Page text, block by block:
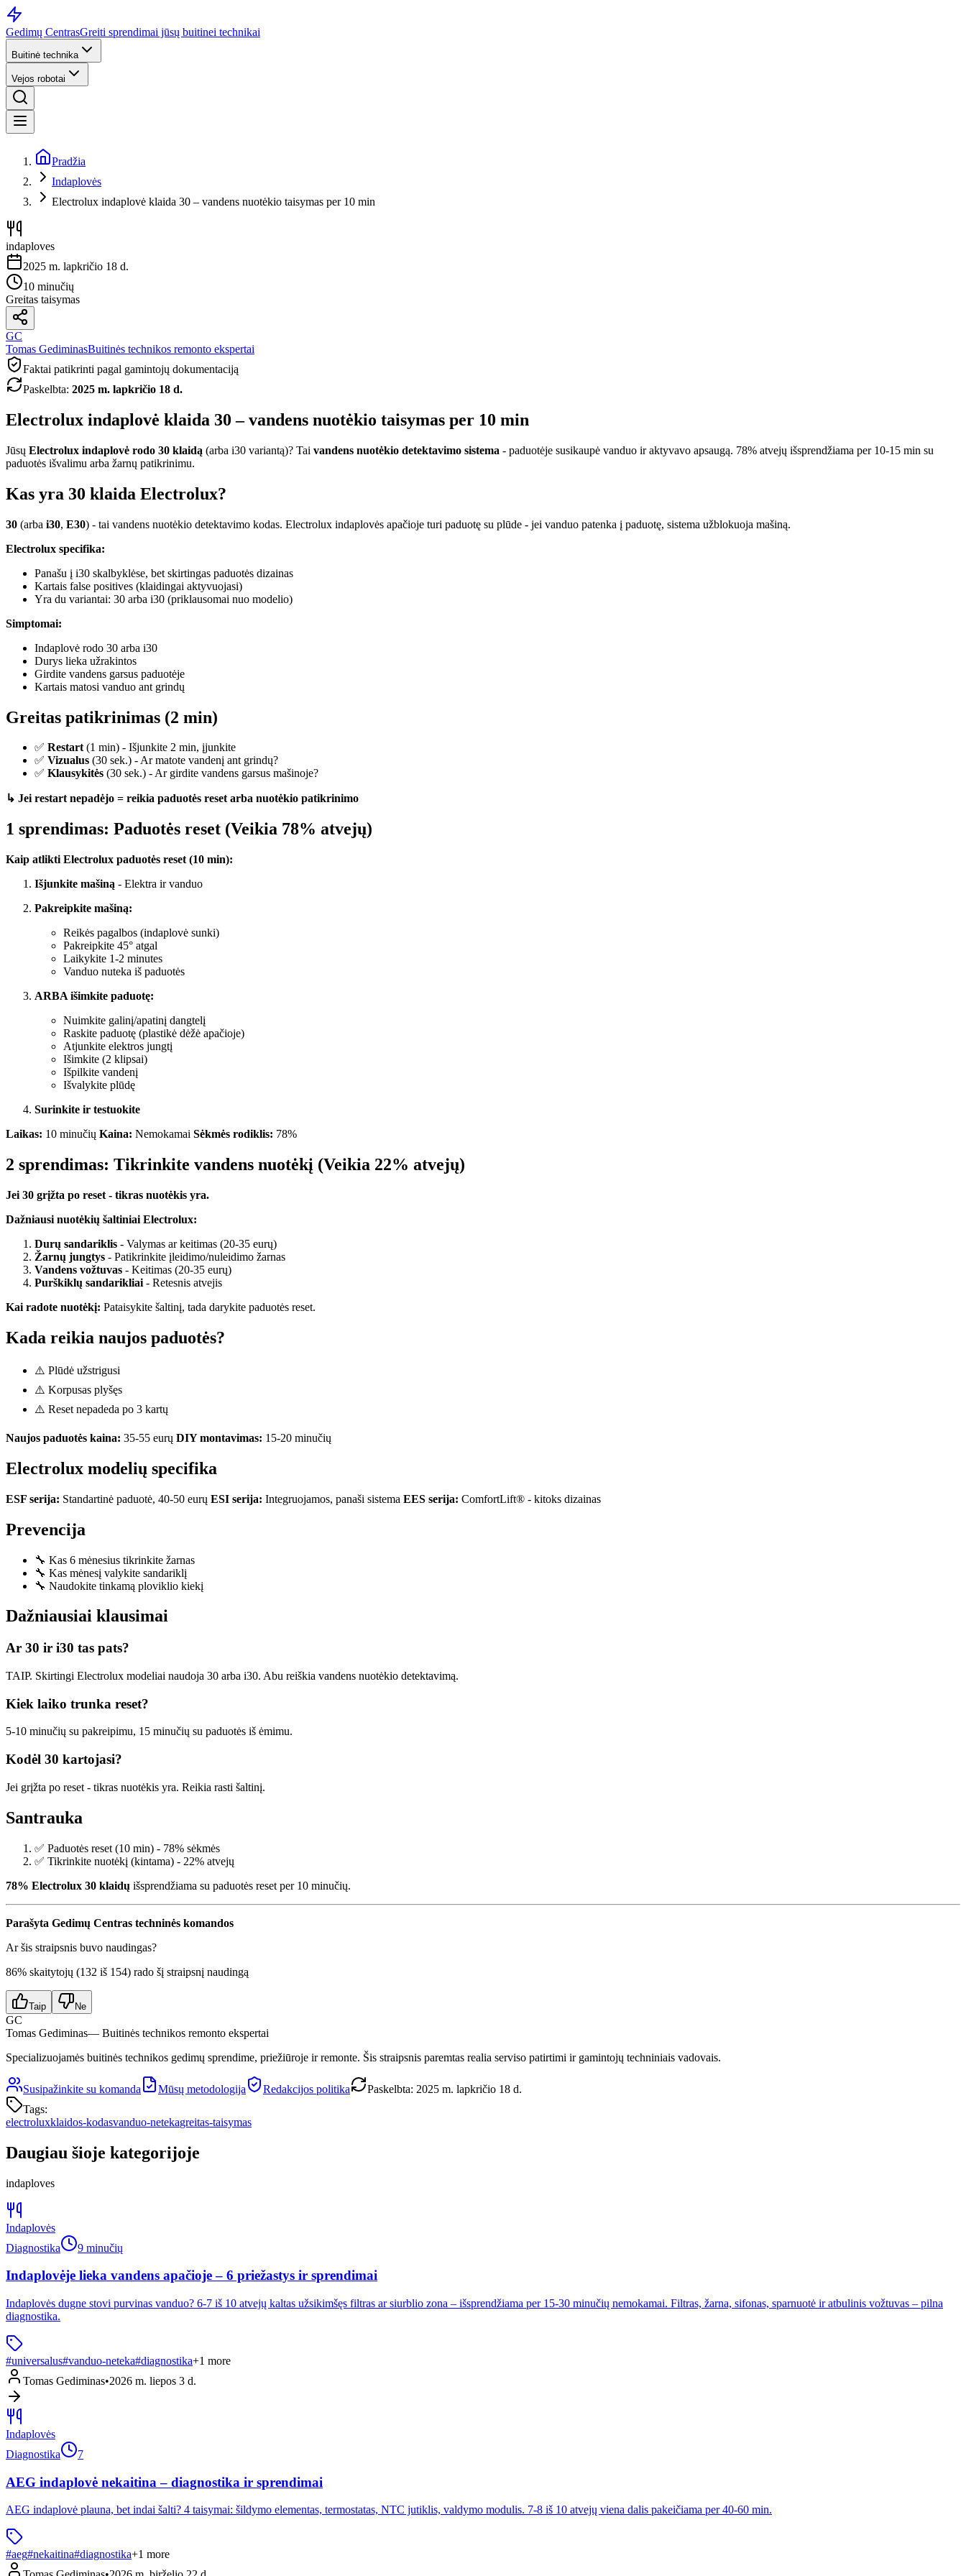
Gedimų CentrasGreiti sprendimai jūsų buitinei technikai
Buitinė technika
Vejos robotai
Pradžia
Indaplovės
Electrolux indaplovė klaida 30 – vandens nuotėkio taisymas per 10 min
indaploves
2025 m. lapkričio 18 d.
10 minučių
Greitas taisymas
GC
Tomas GediminasBuitinės technikos remonto ekspertai
Faktai patikrinti pagal gamintojų dokumentaciją
Paskelbta: 2025 m. lapkričio 18 d.
Electrolux indaplovė klaida 30 – vandens nuotėkio taisymas per 10 min
Jūsų Electrolux indaplovė rodo 30 klaidą (arba i30 variantą)? Tai vandens nuotėkio detektavimo sistema - paduotėje susikaupė vanduo ir aktyvavo apsaugą. 78% atvejų išsprendžiama per 10-15 min su
paduotės išvalimu arba žarnų patikrinimu.
Kas yra 30 klaida Electrolux?
30 (arba i30, E30) - tai vandens nuotėkio detektavimo kodas. Electrolux indaplovės apačioje turi paduotę su plūde - jei vanduo patenka į paduotę, sistema užblokuoja mašiną.
Electrolux specifika:
Panašu į i30 skalbyklėse, bet skirtingas paduotės dizainas
Kartais false positives (klaidingai aktyvuojasi)
Yra du variantai: 30 arba i30 (priklausomai nuo modelio)
Simptomai:
Indaplovė rodo 30 arba i30
Durys lieka užrakintos
Girdite vandens garsus paduotėje
Kartais matosi vanduo ant grindų
Greitas patikrinimas (2 min)
✅ Restart(1 min) - Išjunkite 2 min, įjunkite
✅ Vizualus (30 sek.) - Ar matote vandenį ant grindų?
✅ Klausykitės (30 sek.) - Ar girdite vandens garsus mašinoje?
↳ Jei restart nepadėjo = reikia paduotės reset arba nuotėkio patikrinimo
1 sprendimas: Paduotės reset (Veikia 78% atvejų)
Kaip atlikti Electrolux paduotės reset (10 min):
Išjunkite mašiną - Elektra ir vanduo
Pakreipkite mašiną:
Reikės pagalbos (indaplovė sunki)
Pakreipkite 45° atgal
Laikykite 1-2 minutes
Vanduo nuteka iš paduotės
ARBA išimkite paduotę:
Nuimkite galinį/apatinį dangtelį
Raskite paduotę (plastikė dėžė apačioje)
Atjunkite elektros jungtį
Išimkite (2 klipsai)
Išpilkite vandenį
Išvalykite plūdę
Surinkite ir testuokite
Laikas: 10 minučių Kaina: Nemokamai Sėkmės rodiklis: 78%
2 sprendimas: Tikrinkite vandens nuotėkį (Veikia 22% atvejų)
Jei 30 grįžta po reset - tikras nuotėkis yra.
Dažniausi nuotėkių šaltiniai Electrolux:
Durų sandariklis - Valymas ar keitimas (20-35 eurų)
Žarnų jungtys - Patikrinkite įleidimo/nuleidimo žarnas
Vandens vožtuvas - Keitimas (20-35 eurų)
Purškiklų sandarikliai - Retesnis atvejis
Kai radote nuotėkį: Pataisykite šaltinį, tada darykite paduotės reset.
Kada reikia naujos paduotės?
⚠️ Plūdė užstrigusi
⚠️ Korpusas plyšęs
⚠️ Reset nepadeda po 3 kartų
Naujos paduotės kaina: 35-55 eurų DIY montavimas: 15-20 minučių
Electrolux modelių specifika
ESF serija: Standartinė paduotė, 40-50 eurų ESI serija: Integruojamos, panaši sistema EES serija: ComfortLift® - kitoks dizainas
Prevencija
🔧 Kas 6 mėnesius tikrinkite žarnas
🔧 Kas mėnesį valykite sandariklį
🔧 Naudokite tinkamą ploviklio kiekį
Dažniausiai klausimai
Ar 30 ir i30 tas pats?
TAIP. Skirtingi Electrolux modeliai naudoja 30 arba i30. Abu reiškia vandens nuotėkio detektavimą.
Kiek laiko trunka reset?
5-10 minučių su pakreipimu, 15 minučių su paduotės iš ėmimu.
Kodėl 30 kartojasi?
Jei grįžta po reset - tikras nuotėkis yra. Reikia rasti šaltinį.
Santrauka
✅ Paduotės reset (10 min) - 78% sėkmės
✅ Tikrinkite nuotėkį (kintama) - 22% atvejų
78% Electrolux 30 klaidų išsprendžiama su paduotės reset per 10 minučių.
Parašyta Gedimų Centras techninės komandos
Ar šis straipsnis buvo naudingas?
86% skaitytojų (132 iš 154) rado šį straipsnį naudingą
Taip Ne
GC
Tomas Gediminas— Buitinės technikos remonto ekspertai
Specializuojamės buitinės technikos gedimų sprendime, priežiūroje ir remonte. Šis straipsnis paremtas realia serviso patirtimi ir gamintojų techniniais vadovais.
Susipažinkite su komanda Mūsų metodologija Redakcijos politika Paskelbta: 2025 m. lapkričio 18 d.
Tags:
electroluxklaidos-kodasvanduo-netekagreitas-taisymas
Daugiau šioje kategorijoje
indaploves
Indaplovės
Diagnostika
9 minučių
Indaplovėje lieka vandens apačioje – 6 priežastys ir sprendimai
Indaplovės dugne stovi purvinas vanduo? 6-7 iš 10 atvejų kaltas užsikimšęs filtras ar siurblio zona – išsprendžiama per 15-30 minučių nemokamai. Filtras, žarna, sifonas, sparnuotė ir atbulinis vožtuvas – pilna
diagnostika.
#universalus#vanduo-neteka#diagnostika+1 more
Tomas Gediminas•2026 m. liepos 3 d.
Indaplovės
Diagnostika
7
AEG indaplovė nekaitina – diagnostika ir sprendimai
AEG indaplovė plauna, bet indai šalti? 4 taisymai: šildymo elementas, termostatas, NTC jutiklis, valdymo modulis. 7-8 iš 10 atvejų viena dalis pakeičiama per 40-60 min.
#aeg#nekaitina#diagnostika+1 more